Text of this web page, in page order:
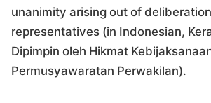
unanimity arising out of
representatives (in Indonesian,
Dipimpin oleh Hikmat
Permusyawaratan Perwakilan).